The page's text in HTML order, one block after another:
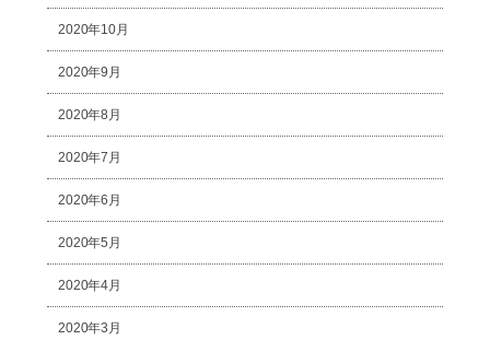
2020年10月
2020年9月
2020年8月
2020年7月
2020年6月
2020年5月
2020年4月
2020年3月